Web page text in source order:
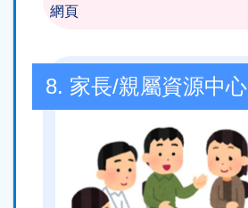
網頁
8. 家長/親屬資源中心